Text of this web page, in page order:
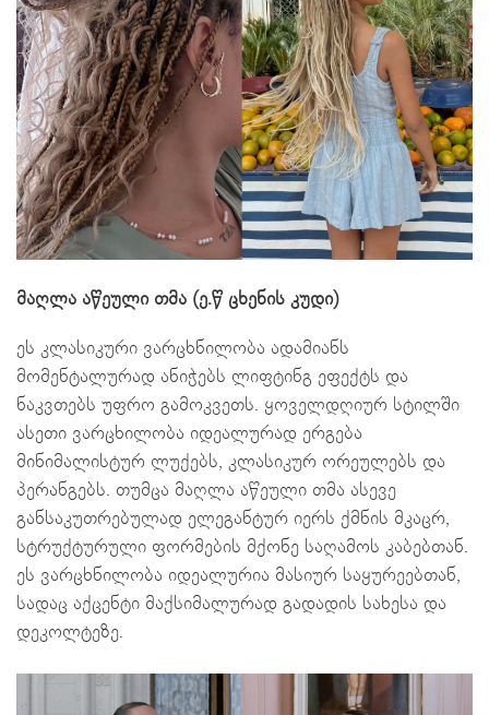
მაღლა აწეული თმა (ე.წ ცხენის კუდი)
ეს კლასიკური ვარცხნილობა ადამიანს
მომენტალურად ანიჭებს ლიფტინგ ეფექტს და
ნაკვთებს უფრო გამოკვეთს. ყოველდღიურ სტილში
ასეთი ვარცხილობა იდეალურად ერგება
მინიმალისტურ ლუქებს, კლასიკურ ორეულებს და
პერანგებს. თუმცა მაღლა აწეული თმა ასევე
განსაკუთრებულად ელეგანტურ იერს ქმნის მკაცრ,
სტრუქტურული ფორმების მქონე საღამოს კაბებთან.
ეს ვარცხნილობა იდეალურია მასიურ საყურეებთან,
სადაც აქცენტი მაქსიმალურად გადადის სახესა და
დეკოლტეზე.